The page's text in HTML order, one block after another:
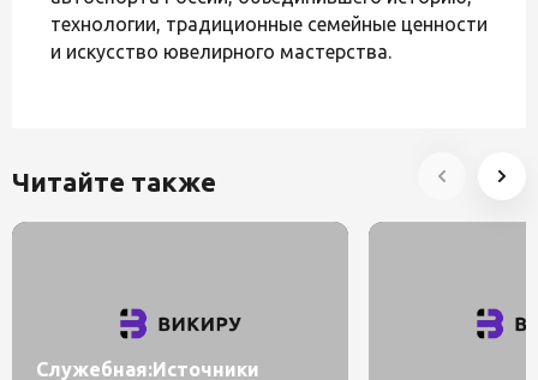
технологии, традиционные семейные ценности
и искусство ювелирного мастерства.
Читайте также
Служебная:Источники